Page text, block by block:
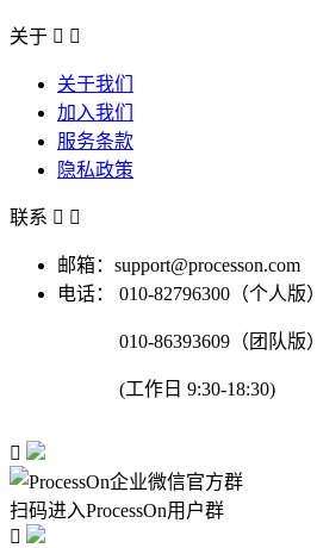
关于  
关于我们
加入我们
服务条款
隐私政策
联系  
邮箱：support@processon.com
电话：
010-82796300（个人版）
010-86393609（团队版）
(工作日 9:30-18:30)

扫码进入ProcessOn用户群
